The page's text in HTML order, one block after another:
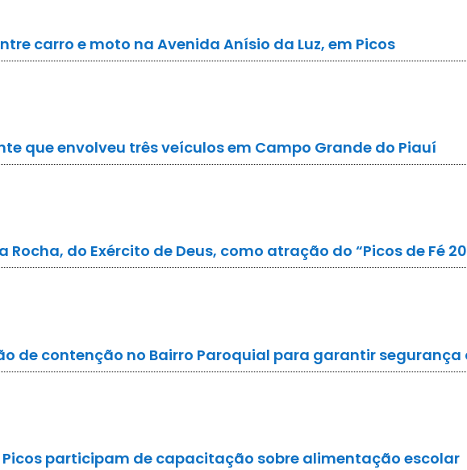
carro e moto na Avenida Anísio da Luz, em Picos
que envolveu três veículos em Campo Grande do Piauí
do Exército de Deus, como atração do “Picos de Fé
de contenção no Bairro Paroquial para garantir
Picos participam de capacitação sobre alimentação escolar